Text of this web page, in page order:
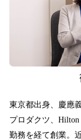
東京都出身、慶應
プロダクツ、Hilton
勤務を経て創業。